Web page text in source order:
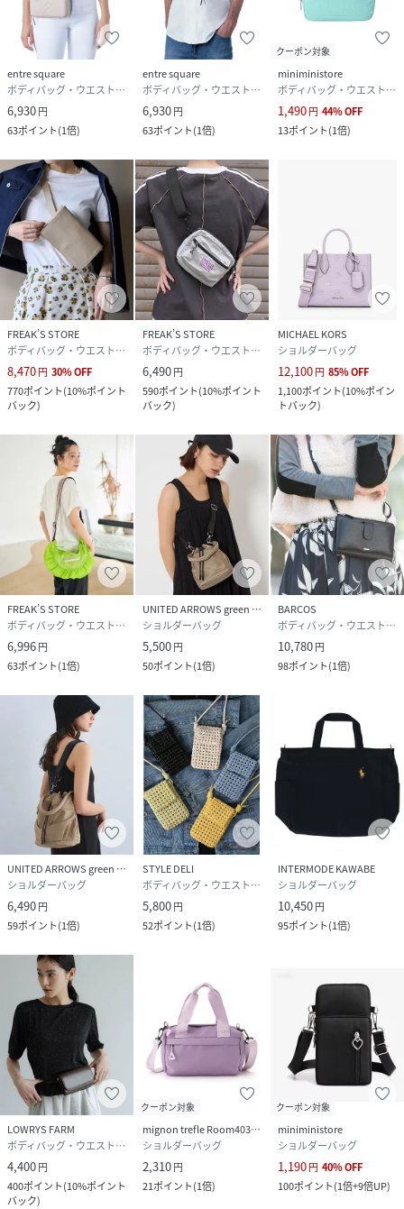
entre square
ボディバッグ・ウエストポーチ
6,930円
63ポイント(1倍)
entre square
ボディバッグ・ウエストポーチ
6,930円
63ポイント(1倍)
クーポン対象
miniministore
ボディバッグ・ウエストポーチ
1,490円 44%OFF
13ポイント(1倍)
FREAK’S STORE
ボディバッグ・ウエストポーチ
8,470円 30%OFF
770ポイント(10%ポイント
バック)
FREAK’S STORE
ボディバッグ・ウエストポーチ
6,490円
590ポイント(10%ポイント
バック)
MICHAEL KORS
ショルダーバッグ
12,100円 85%OFF
1,100ポイント(10%ポイン
トバック)
FREAK’S STORE
ボディバッグ・ウエストポーチ
6,996円
63ポイント(1倍)
UNITED ARROWS green label relaxing
ショルダーバッグ
5,500円
50ポイント(1倍)
BARCOS
ボディバッグ・ウエストポーチ
10,780円
98ポイント(1倍)
UNITED ARROWS green label relaxing
ショルダーバッグ
6,490円
59ポイント(1倍)
STYLE DELI
ボディバッグ・ウエストポーチ
5,800円
52ポイント(1倍)
INTERMODE KAWABE
ショルダーバッグ
10,450円
95ポイント(1倍)
LOWRYS FARM
ボディバッグ・ウエストポーチ
4,400円
400ポイント(10%ポイント
バック)
クーポン対象
mignon trefle Room403 selected
ショルダーバッグ
2,310円
21ポイント(1倍)
クーポン対象
miniministore
ショルダーバッグ
1,190円 40%OFF
100ポイント(1倍+9倍UP)